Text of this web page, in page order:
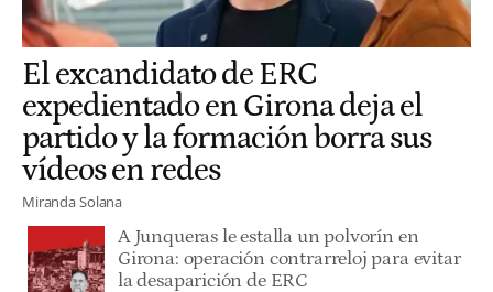
El excandidato de ERC
expedientado en Girona deja el
partido y la formación borra sus
vídeos en redes
Miranda Solana
A Junqueras le estalla un polvorín en
Girona: operación contrarreloj para evitar
la desaparición de ERC